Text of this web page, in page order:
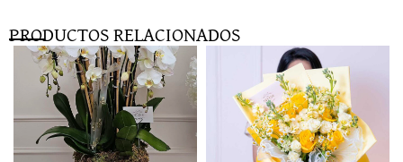
PRODUCTOS RELACIONADOS